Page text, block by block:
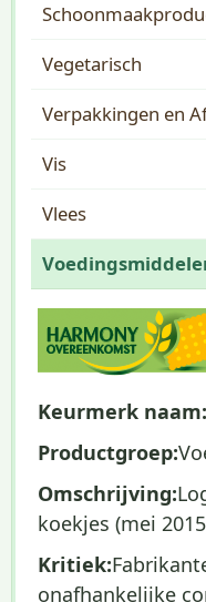
Vegetarisch
Verpakkingen en
Vis
Vlees
Keurmerk naam:
Productgroep:
Omschrijving:
koekjes (mei
Kritiek:
onafhankelijke